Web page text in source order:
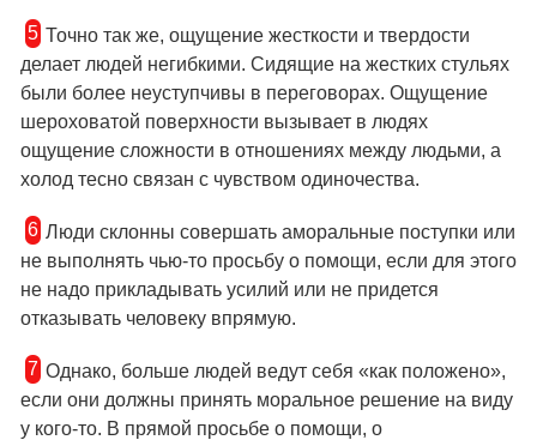
5 Точно так же, ощущение жесткости и твердости
делает людей негибкими. Сидящие на жестких стульях
были более неуступчивы в переговорах. Ощущение
шероховатой поверхности вызывает в людях
ощущение сложности в отношениях между людьми, а
холод тесно связан с чувством одиночества.
6 Люди склонны совершать аморальные поступки или
не выполнять чью-то просьбу о помощи, если для этого
не надо прикладывать усилий или не придется
отказывать человеку впрямую.
7 Однако, больше людей ведут себя «как положено»,
если они должны принять моральное решение на виду
у кого-то. В прямой просьбе о помощи, о